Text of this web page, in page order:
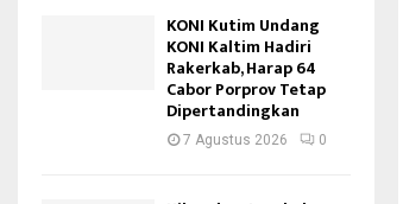
KONI Kutim Undang
KONI Kaltim Hadiri
Rakerkab, Harap 64
Cabor Porprov Tetap
Dipertandingkan
7 Agustus 2026 0